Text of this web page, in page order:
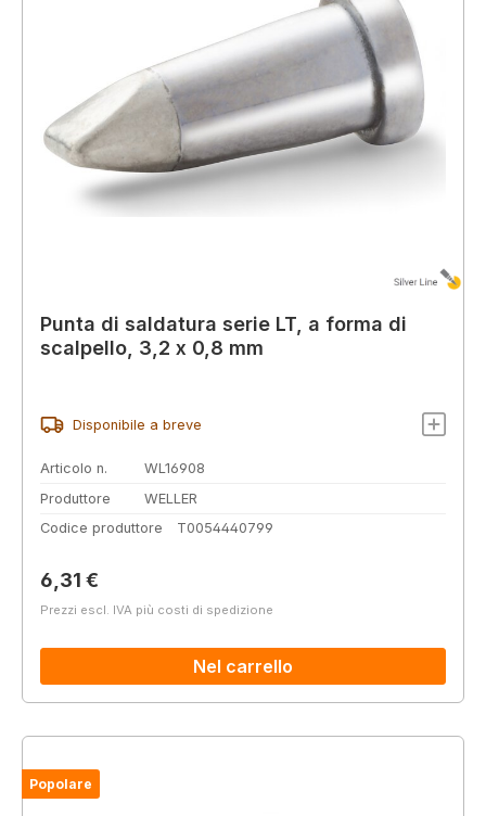
Punta di saldatura serie LT, a forma di
scalpello, 3,2 x 0,8 mm
Disponibile a breve
Articolo n.
WL16908
Produttore
WELLER
Codice produttore
T0054440799
Prezzo normale:
6,31 €
Prezzi escl. IVA più costi di spedizione
Nel carrello
Popolare